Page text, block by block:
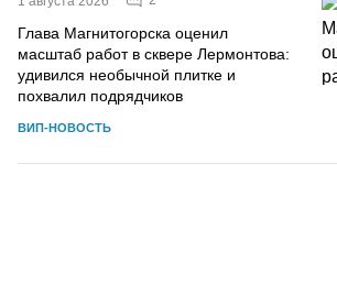
Глава Магнитогорска оценил
масштаб работ в сквере Лермонтова:
удивился необычной плитке и
похвалил подрядчиков
ВИП-НОВОСТЬ